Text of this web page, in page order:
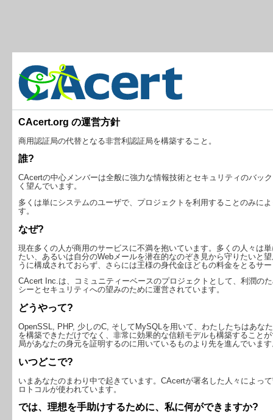
CAcert.org の運営方針
商用認証局の代替となる非営利認証局を構築すること。
誰?
CAcertの中心メンバーは全般に強力な情報技術とセキュリティのバッ
く望んでいます。
多くは単にシステムのユーザで、プロジェクトを利用することのみに
す。
なぜ?
現在多くの人が商用のサービスに不満を抱いています。多くの人々は
たい、あるいは自分のWebメールを潜在的なのぞき見から守りたいと
うに構成されておらず、さらには王様の身代金ほどもの料金をとるサ
CAcert Inc.は、コミュニティーベースのプロジェクトとして、利潤の
シーとセキュリティへの望みのために運営されています。
どうやって?
OpenSSL, PHP, 少しのC, そしてMySQLを用いて、わたしたちはあな
を構築できただけでなく、非常に効果的な信頼モデルも構築すること
局があなたの身元を証明するのに用いているものより先を進んでいます
いつどこで?
いまあなたのまわり中で起きています。CAcertが署名した人々によっ
ロトコルが使われています。
では、理想を手助けするために、私に何ができますか?